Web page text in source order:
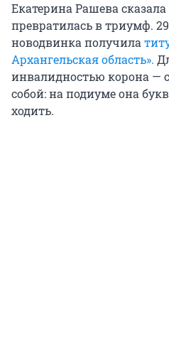
Екатерина Рашева
превратилась в триумф.
новодвинка получила
Архангельская область».
инвалидностью корона —
собой: на подиуме она
ходить.